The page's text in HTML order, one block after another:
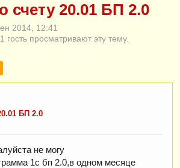
счету 20.01 БП 2.0
2014, 12:41
гость просматривают эту тему.
БП 2.0
не могу
1с бп 2.0,в одном месяце